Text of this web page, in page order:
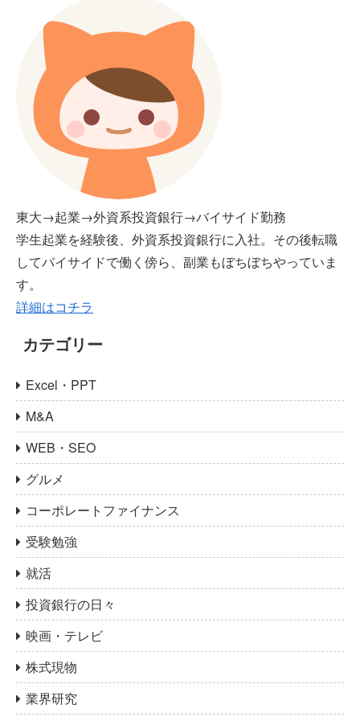
東大→起業→外資系投資銀行→バイサイド勤務
学生起業を経験後、外資系投資銀行に入社。その後転職
してバイサイドで働く傍ら、副業もぼちぼちやっていま
す。
詳細はコチラ
カテゴリー
Excel・PPT
M&A
WEB・SEO
グルメ
コーポレートファイナンス
受験勉強
就活
投資銀行の日々
映画・テレビ
株式現物
業界研究